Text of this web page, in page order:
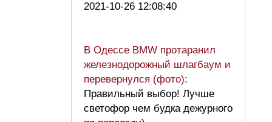
2021-10-26 12:08:40
В Одессе BMW протаранил
железнодорожный шлагбаум и
перевернулся (фото):
Правильный выбор! Лучше
светофор чем будка дежурного